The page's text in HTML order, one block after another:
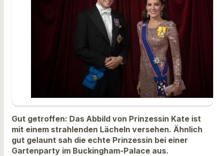
Gut getroffen: Das Abbild von Prinzessin Kate ist
mit einem strahlenden Lächeln versehen. Ähnlich
gut gelaunt sah die echte Prinzessin bei einer
Gartenparty im Buckingham-Palace aus.